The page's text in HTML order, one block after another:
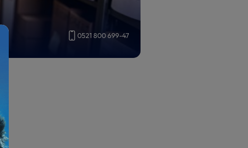
0521 800 699-47